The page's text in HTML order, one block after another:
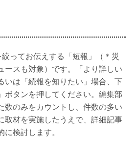
ってお伝えする「短報」（＊災
ースも対象）です。「より詳しい
いは「続報を知りたい」場合、下
ボタンを押してください。編集部
数のみをカウントし、件数の多い
取材を実施したうえで、詳細記事
検討します。